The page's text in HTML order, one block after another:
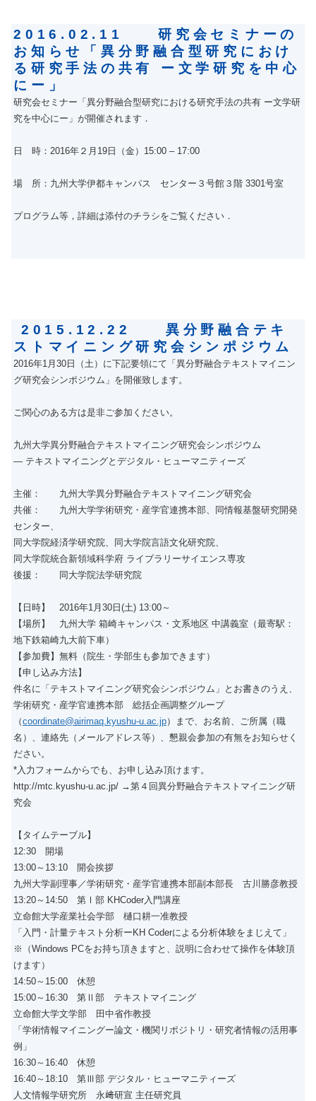
2016.02.11 研究会セミナーの
お知らせ「異分野融合型研究におけ
る研究手法の共有 ー文学研究を中心
にー」
研究会セミナー「異分野融合型研究における研究手法の共有 ー文学研
究を中心にー」が開催されます．
日 時：2016年２月19日（金）15:00 – 17:00
場 所：九州大学伊都キャンパス センター３号館３階 3301号室
プログラム等，詳細は添付のチラシをご覧ください．
2015.12.22 異分野融合テキ
ストマイニング研究会シンポジウム
2016年1月30日（土）に下記要領にて「異分野融合テキストマイニン
グ研究会シンポジウム」を開催致します。
ご関心のある方は是非ご参加ください。
九州大学異分野融合テキストマイニング研究会シンポジウム
― テキストマイニングとデジタル・ヒューマニティーズ
主催： 九州大学異分野融合テキストマイニング研究会
共催： 九州大学学術研究・産学官連携本部、同情報基盤研究開発
センター、
同大学院経済学研究院、同大学院言語文化研究院、
同大学院統合新領域科学府 ライブラリーサイエンス専攻
後援： 同大学院法学研究院
【日時】 2016年1月30日(土) 13:00～
【場所】 九州大学 箱崎キャンパス・文系地区 中講義室（最寄駅：
地下鉄箱崎九大前下車）
【参加費】無料（院生・学部生も参加できます）
【申し込み方法】
件名に「テキストマイニング研究会シンポジウム」とお書きのうえ、
学術研究・産学官連携本部 総括企画調整グループ
（coordinate@airimaq.kyushu-u.ac.jp）まで、お名前、ご所属（職
名）、連絡先（メールアドレス等）、懇親会参加の有無をお知らせく
ださい。
*入力フォームからでも、お申し込み頂けます。
http://mtc.kyushu-u.ac.jp/ →第４回異分野融合テキストマイニング研
究会
【タイムテーブル】
12:30 開場
13:00～13:10 開会挨拶
九州大学副理事／学術研究・産学官連携本部副本部長 古川勝彦教授
13:20～14:50 第Ⅰ部 KHCoder入門講座
立命館大学産業社会学部 樋口耕一准教授
「入門・計量テキスト分析ーKH Coderによる分析体験をまじえて」
※（Windows PCをお持ち頂きますと、説明に合わせて操作を体験頂
けます）
14:50～15:00 休憩
15:00～16:30 第Ⅱ部 テキストマイニング
立命館大学文学部 田中省作教授
「学術情報マイニングー論文・機関リポジトリ・研究者情報の活用事
例」
16:30～16:40 休憩
16:40～18:10 第Ⅲ部 デジタル・ヒューマニティーズ
人文情報学研究所 永﨑研宣 主任研究員